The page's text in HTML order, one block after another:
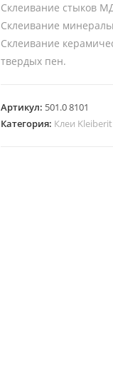
Склеивание стыков
Склеивание
Склеивание
твердых пен.
Артикул: 501.0 8101
Категория: Клеи Kleiberit